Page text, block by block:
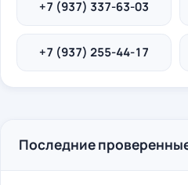
+7 (937) 337-63-03
+7 (937) 255-44-17
Последние